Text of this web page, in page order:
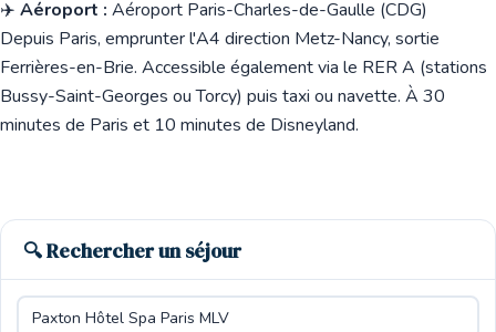
✈️ Aéroport : Aéroport Paris-Charles-de-Gaulle (CDG)
Depuis Paris, emprunter l'A4 direction Metz-Nancy, sortie
Ferrières-en-Brie. Accessible également via le RER A (stations
Bussy-Saint-Georges ou Torcy) puis taxi ou navette. À 30
minutes de Paris et 10 minutes de Disneyland.
🔍 Rechercher un séjour